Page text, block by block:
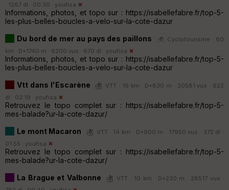
· 1267 dl · 00:30 · youfisa
Informations, photos, et topo sur : https://isabellefabre.fr/top-5-
les-plus-belles-boucles-a-velo-sur-la-cote-dazur
Du bord de mer au pays des paillons
Cyclotourisme · 80
km · D+1740 m · 6200 vus · 670 dl · youfisa
Informations, photos, et topo sur : https://isabellefabre.fr/top-5-
les-plus-belles-boucles-a-velo-sur-la-cote-dazur
Vtt dans l'Escarène
VTT · 16 km · D+830 m · 20581 vus · 622
dl · 02:19 · youfisa
Retrouvez le topo complet sur : https://isabellefabre.fr/top-5-
mes-balade?ur-la-cote-dazur/
Le mont Macaron
VTT · 14 km · D+900 m · 17950 vus · 372 dl ·
01:55 · youfisa
Retrouvez le topo complet sur : https://isabellefabre.fr/top-5-
mes-balade?ur-la-cote-dazur/
La Brague et Valbonne
VTT · 10 km · D+230 m · 28517 vus ·